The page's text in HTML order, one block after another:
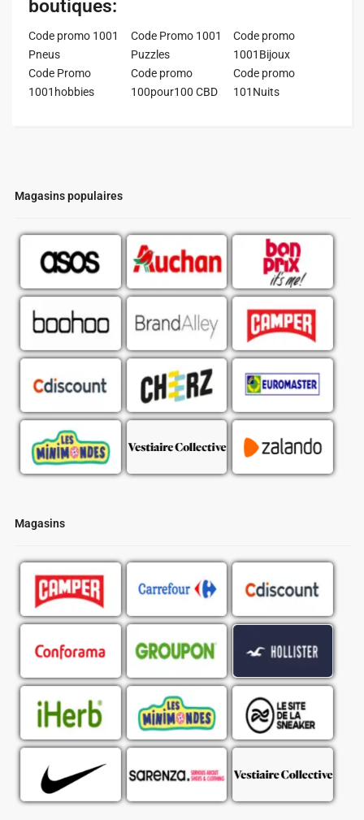
Magasins populaires
Magasins
boutiques:
Code promo 1001
Pneus
Code Promo 1001
Puzzles
Code promo
1001Bijoux
Code Promo
1001hobbies
Code promo
100pour100 CBD
Code promo
101Nuits